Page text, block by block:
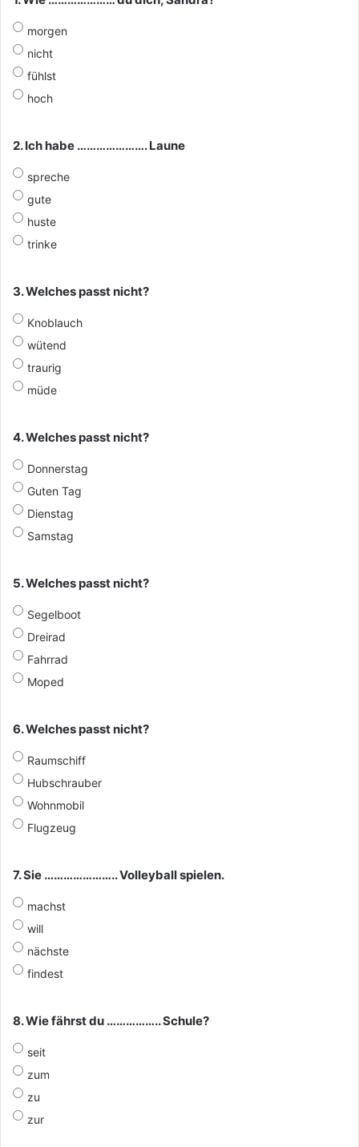
morgen
nicht
fühlst
hoch
2. Ich habe …………………. Laune
spreche
gute
huste
trinke
3. Welches passt nicht?
Knoblauch
wütend
traurig
müde
4. Welches passt nicht?
Donnerstag
Guten Tag
Dienstag
Samstag
5. Welches passt nicht?
Segelboot
Dreirad
Fahrrad
Moped
6. Welches passt nicht?
Raumschiff
Hubschrauber
Wohnmobil
Flugzeug
7. Sie ………………….. Volleyball spielen.
machst
will
nächste
findest
8. Wie fährst du …………….. Schule?
seit
zum
zu
zur